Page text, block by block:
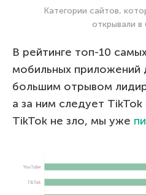
Категории сайтов,
открывали в
В рейтинге топ-10
мобильных приложений
большим отрывом
а за ним следует
TikTok не зло, мы уже